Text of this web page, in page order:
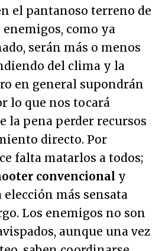
el pantanoso terreno de
como ya
serán más o menos
del clima y la
en general supondrán
lo que nos tocará
la pena perder recursos
directo. Por
falta matarlos a todos;
convencional y
elección más sensata
Los enemigos no son
aunque una vez